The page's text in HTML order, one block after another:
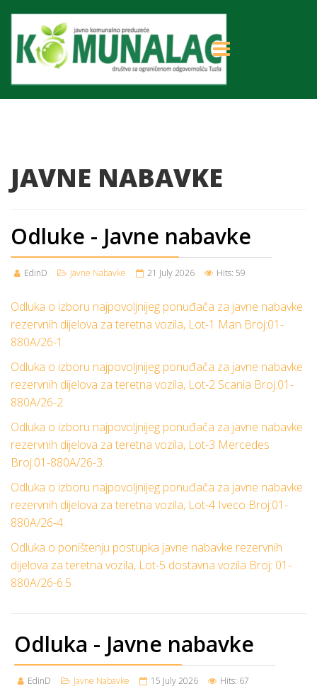
JAVNE NABAVKE
Odluke - Javne nabavke
EdinD Javne Nabavke 21 July 2026 Hits: 59
Odluka o izboru najpovoljnijeg ponuđača za javne nabavke
rezervnih dijelova za teretna vozila, Lot-1 Man Broj:01-
880A/26-1.
Odluka o izboru najpovoljnijeg ponuđača za javne nabavke
rezervnih dijelova za teretna vozila, Lot-2 Scania Broj:01-
880A/26-2.
Odluka o izboru najpovoljnijeg ponuđača za javne nabavke
rezervnih dijelova za teretna vozila, Lot-3 Mercedes
Broj:01-880A/26-3.
Odluka o izboru najpovoljnijeg ponuđača za javne nabavke
rezervnih dijelova za teretna vozila, Lot-4 Iveco Broj:01-
880A/26-4.
Odluka o poništenju postupka javne nabavke rezervnih
dijelova za teretna vozila, Lot-5 dostavna vozila Broj: 01-
880A/26-6.5
Odluka - Javne nabavke
EdinD Javne Nabavke 15 July 2026 Hits: 67